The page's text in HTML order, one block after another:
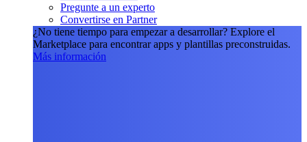
Pregunte a un experto
Convertirse en Partner
¿No tiene tiempo para empezar a desarrollar? Explore el
Marketplace para encontrar apps y plantillas preconstruidas.
Más información